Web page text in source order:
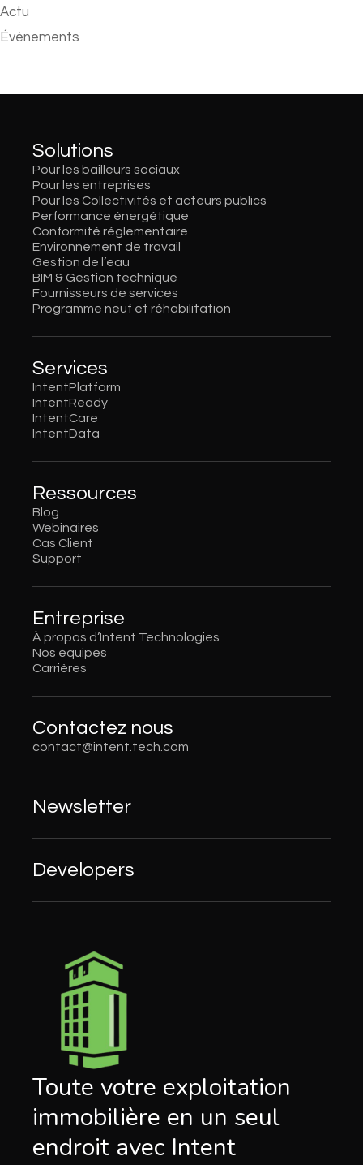
Actu
Événements
Solutions
Pour les bailleurs sociaux
Pour les entreprises
Pour les Collectivités et acteurs publics
Performance énergétique
Conformité réglementaire
Environnement de travail
Gestion de l’eau
BIM & Gestion technique
Fournisseurs de services
Programme neuf et réhabilitation
Services
IntentPlatform
IntentReady
IntentCare
IntentData
Ressources
Blog
Webinaires
Cas Client
Support
Entreprise
À propos d’Intent Technologies
Nos équipes
Carrières
Contactez nous
contact@intent.tech.com
Newsletter
Developers
Toute votre exploitation
immobilière en un seul
endroit avec Intent